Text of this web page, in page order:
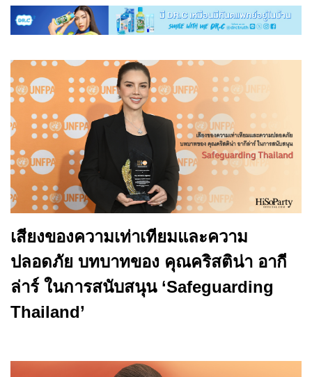
เสียงของความเท่าเทียมและความ
ปลอดภัย บทบาทของ คุณคริสติน่า อากี
ล่าร์ ในการสนับสนุน ‘Safeguarding
Thailand’